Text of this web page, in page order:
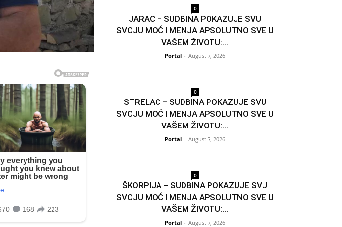
0
JARAC – SUDBINA POKAZUJE SVU
SVOJU MOĆ I MENJA APSOLUTNO SVE U
VAŠEM ŽIVOTU:...
Portal - August 7, 2026
0
STRELAC – SUDBINA POKAZUJE SVU
SVOJU MOĆ I MENJA APSOLUTNO SVE U
VAŠEM ŽIVOTU:...
Portal - August 7, 2026
0
ŠKORPIJA – SUDBINA POKAZUJE SVU
SVOJU MOĆ I MENJA APSOLUTNO SVE U
VAŠEM ŽIVOTU:...
Portal - August 7, 2026